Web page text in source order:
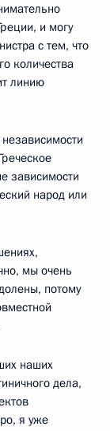
и могу
с тем, что
количества
линию
зависимости
народ или
мы очень
потому
наших
дела,
я уже